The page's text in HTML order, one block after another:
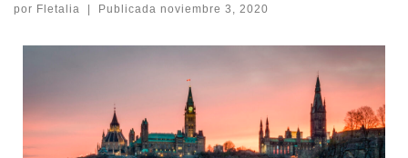
por Fletalia | Publicada noviembre 3, 2020